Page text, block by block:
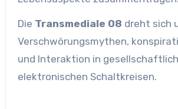
Die Transmediale 08 dreht sich
Verschwörungsmythen,
und Interaktion in
elektronischen Schaltkreisen.